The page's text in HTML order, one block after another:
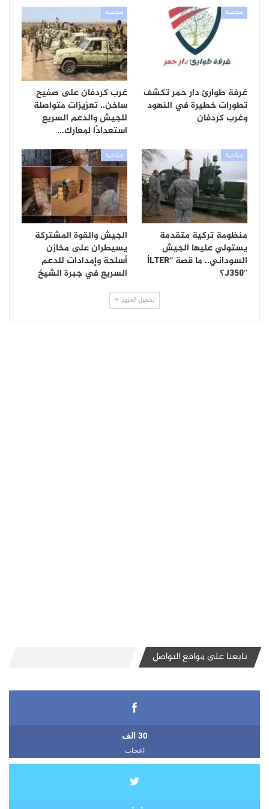
سياسية
غرفة طوارئ دار حمر تكشف
تطورات خطيرة في النهود
وغرب كردفان
سياسية
غرب كردفان على صفيح
ساخن.. تعزيزات متواصلة
للجيش والدعم السريع
استعدادًا لمعارك…
سياسية
منظومة تركية متقدمة
يستولي عليها الجيش
السوداني.. ما قصة “İLTER
J350″؟
سياسية
الجيش والقوة المشتركة
يسيطران على مخازن
أسلحة وإمدادات للدعم
السريع في جبرة الشيخ
تحميل المزيد
تابعنا على مواقع التواصل
30 الف
اعجاب